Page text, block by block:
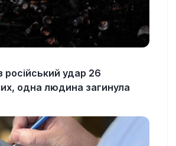
російський удар 26
одна людина загинула